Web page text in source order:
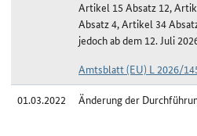
Artikel 15 Absatz 12,
Absatz 4, Artikel 34
jedoch ab dem 12. Juli
Amtsblatt (EU) L 2026/
01.03.2022
Änderung der